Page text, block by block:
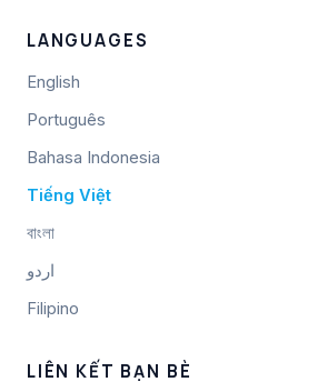
LANGUAGES
English
Português
Bahasa Indonesia
Tiếng Việt
বাংলা
اردو
Filipino
LIÊN KẾT BẠN BÈ